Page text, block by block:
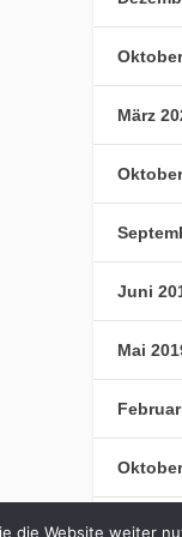
März
Juni
Mai
die Website weiter